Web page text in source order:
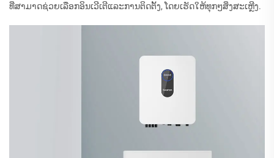
ທີ່ສາມາດຊ່ວຍເລືອກອິນເວີເຕີແລະການຕິດຕັ້ງ, ໂດຍເຮັດໃຫ້ທຸກໆສິ່ງສະເຫຼີງ.